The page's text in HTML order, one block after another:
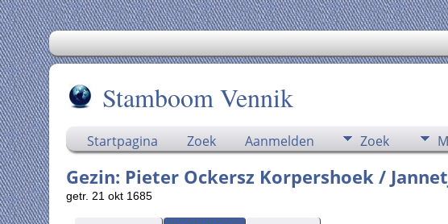
Stamboom Vennik
Startpagina Zoek Aanmelden Zoek
Gezin: Pieter Ockersz Korpershoek /
getr. 21 okt 1685